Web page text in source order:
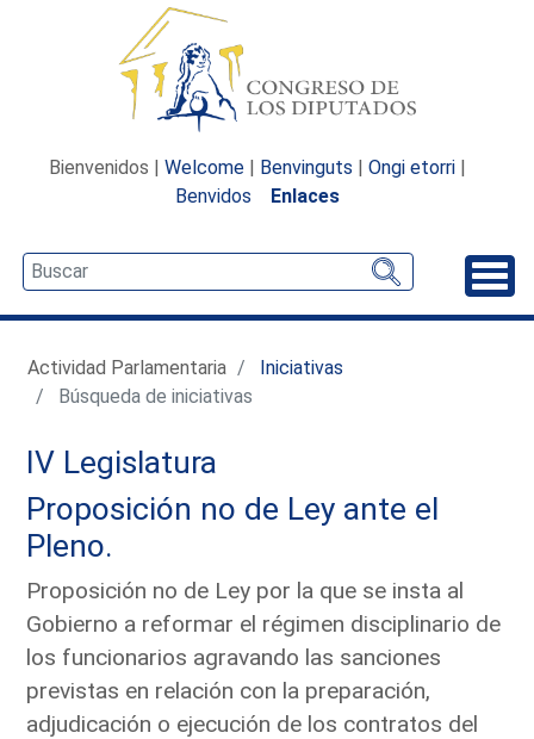
Bienvenidos | Welcome | Benvinguts | Ongi etorri |
Benvidos
Enlaces
Actividad Parlamentaria
Iniciativas
Búsqueda de iniciativas
IV Legislatura
Proposición no de Ley ante el
Pleno.
Proposición no de Ley por la que se insta al
Gobierno a reformar el régimen disciplinario de
los funcionarios agravando las sanciones
previstas en relación con la preparación,
adjudicación o ejecución de los contratos del